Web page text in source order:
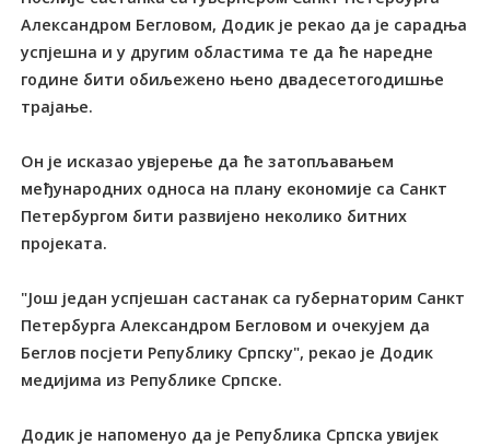
Александром Бегловом, Додик је рекао да је сарадња
успјешна и у другим областима те да ће наредне
године бити обиљежено њено двадесетогодишње
трајање.
Он је исказао увјерење да ће затопљавањем
међународних односа на плану економије са Санкт
Петербургом бити развијено неколико битних
пројеката.
"Још један успјешан састанак са губернаторим Санкт
Петербурга Александром Бегловом и очекујем да
Беглов посјети Републику Српску", рекао је Додик
медијима из Републике Српске.
Додик је напоменуо да је Република Српска увијек